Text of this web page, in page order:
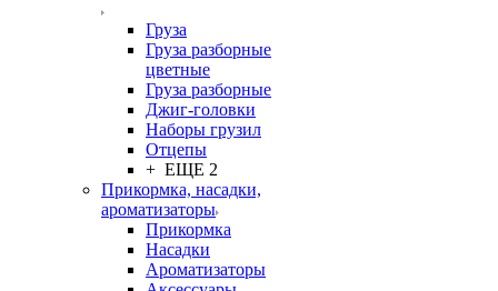
Груза
Груза разборные
цветные
Груза разборные
Джиг-головки
Наборы грузил
Отцепы
+ ЕЩЕ 2
Прикормка, насадки,
ароматизаторы
Прикормка
Насадки
Ароматизаторы